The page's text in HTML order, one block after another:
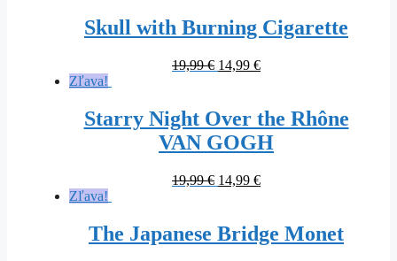
Skull with Burning Cigarette
19,99€ Original
19,99 €.
14,99 €Current
14,99 €.
Zľava!
Starry Night Over the Rhône
VAN GOGH
19,99€ Original
19,99 €.
14,99 €Current
14,99 €.
Zľava!
The Japanese Bridge Monet